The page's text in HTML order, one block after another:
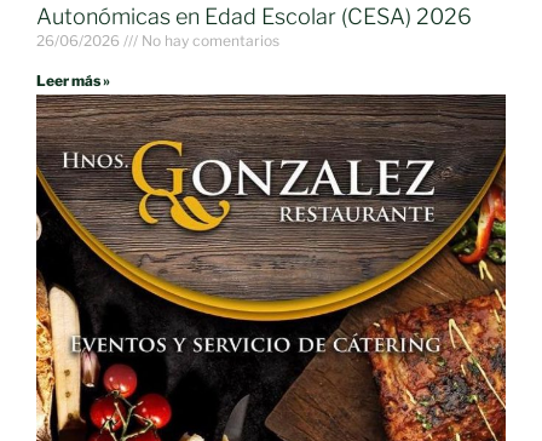
Autonómicas en Edad Escolar (CESA) 2026
26/06/2026 No hay comentarios
Leer más »